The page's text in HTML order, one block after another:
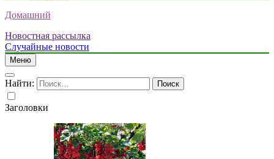
Домашний
Новостная рассылка
Случайные новости
Меню
Найти:
Заголовки